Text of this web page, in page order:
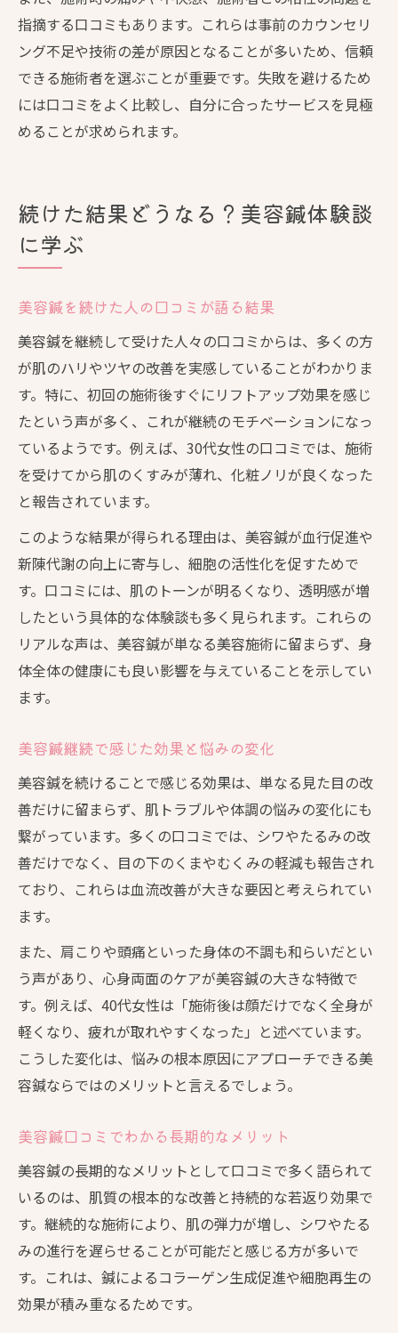
指摘する口コミもあります。これらは事前のカウンセリ
ング不足や技術の差が原因となることが多いため、信頼
できる施術者を選ぶことが重要です。失敗を避けるため
には口コミをよく比較し、自分に合ったサービスを見極
めることが求められます。
続けた結果どうなる？美容鍼体験談
に学ぶ
美容鍼を続けた人の口コミが語る結果
美容鍼を継続して受けた人々の口コミからは、多くの方
が肌のハリやツヤの改善を実感していることがわかりま
す。特に、初回の施術後すぐにリフトアップ効果を感じ
たという声が多く、これが継続のモチベーションになっ
ているようです。例えば、30代女性の口コミでは、施術
を受けてから肌のくすみが薄れ、化粧ノリが良くなった
と報告されています。
このような結果が得られる理由は、美容鍼が血行促進や
新陳代謝の向上に寄与し、細胞の活性化を促すためで
す。口コミには、肌のトーンが明るくなり、透明感が増
したという具体的な体験談も多く見られます。これらの
リアルな声は、美容鍼が単なる美容施術に留まらず、身
体全体の健康にも良い影響を与えていることを示してい
ます。
美容鍼継続で感じた効果と悩みの変化
美容鍼を続けることで感じる効果は、単なる見た目の改
善だけに留まらず、肌トラブルや体調の悩みの変化にも
繋がっています。多くの口コミでは、シワやたるみの改
善だけでなく、目の下のくまやむくみの軽減も報告され
ており、これらは血流改善が大きな要因と考えられてい
ます。
また、肩こりや頭痛といった身体の不調も和らいだとい
う声があり、心身両面のケアが美容鍼の大きな特徴で
す。例えば、40代女性は「施術後は顔だけでなく全身が
軽くなり、疲れが取れやすくなった」と述べています。
こうした変化は、悩みの根本原因にアプローチできる美
容鍼ならではのメリットと言えるでしょう。
美容鍼口コミでわかる長期的なメリット
美容鍼の長期的なメリットとして口コミで多く語られて
いるのは、肌質の根本的な改善と持続的な若返り効果で
す。継続的な施術により、肌の弾力が増し、シワやたる
みの進行を遅らせることが可能だと感じる方が多いで
す。これは、鍼によるコラーゲン生成促進や細胞再生の
効果が積み重なるためです。